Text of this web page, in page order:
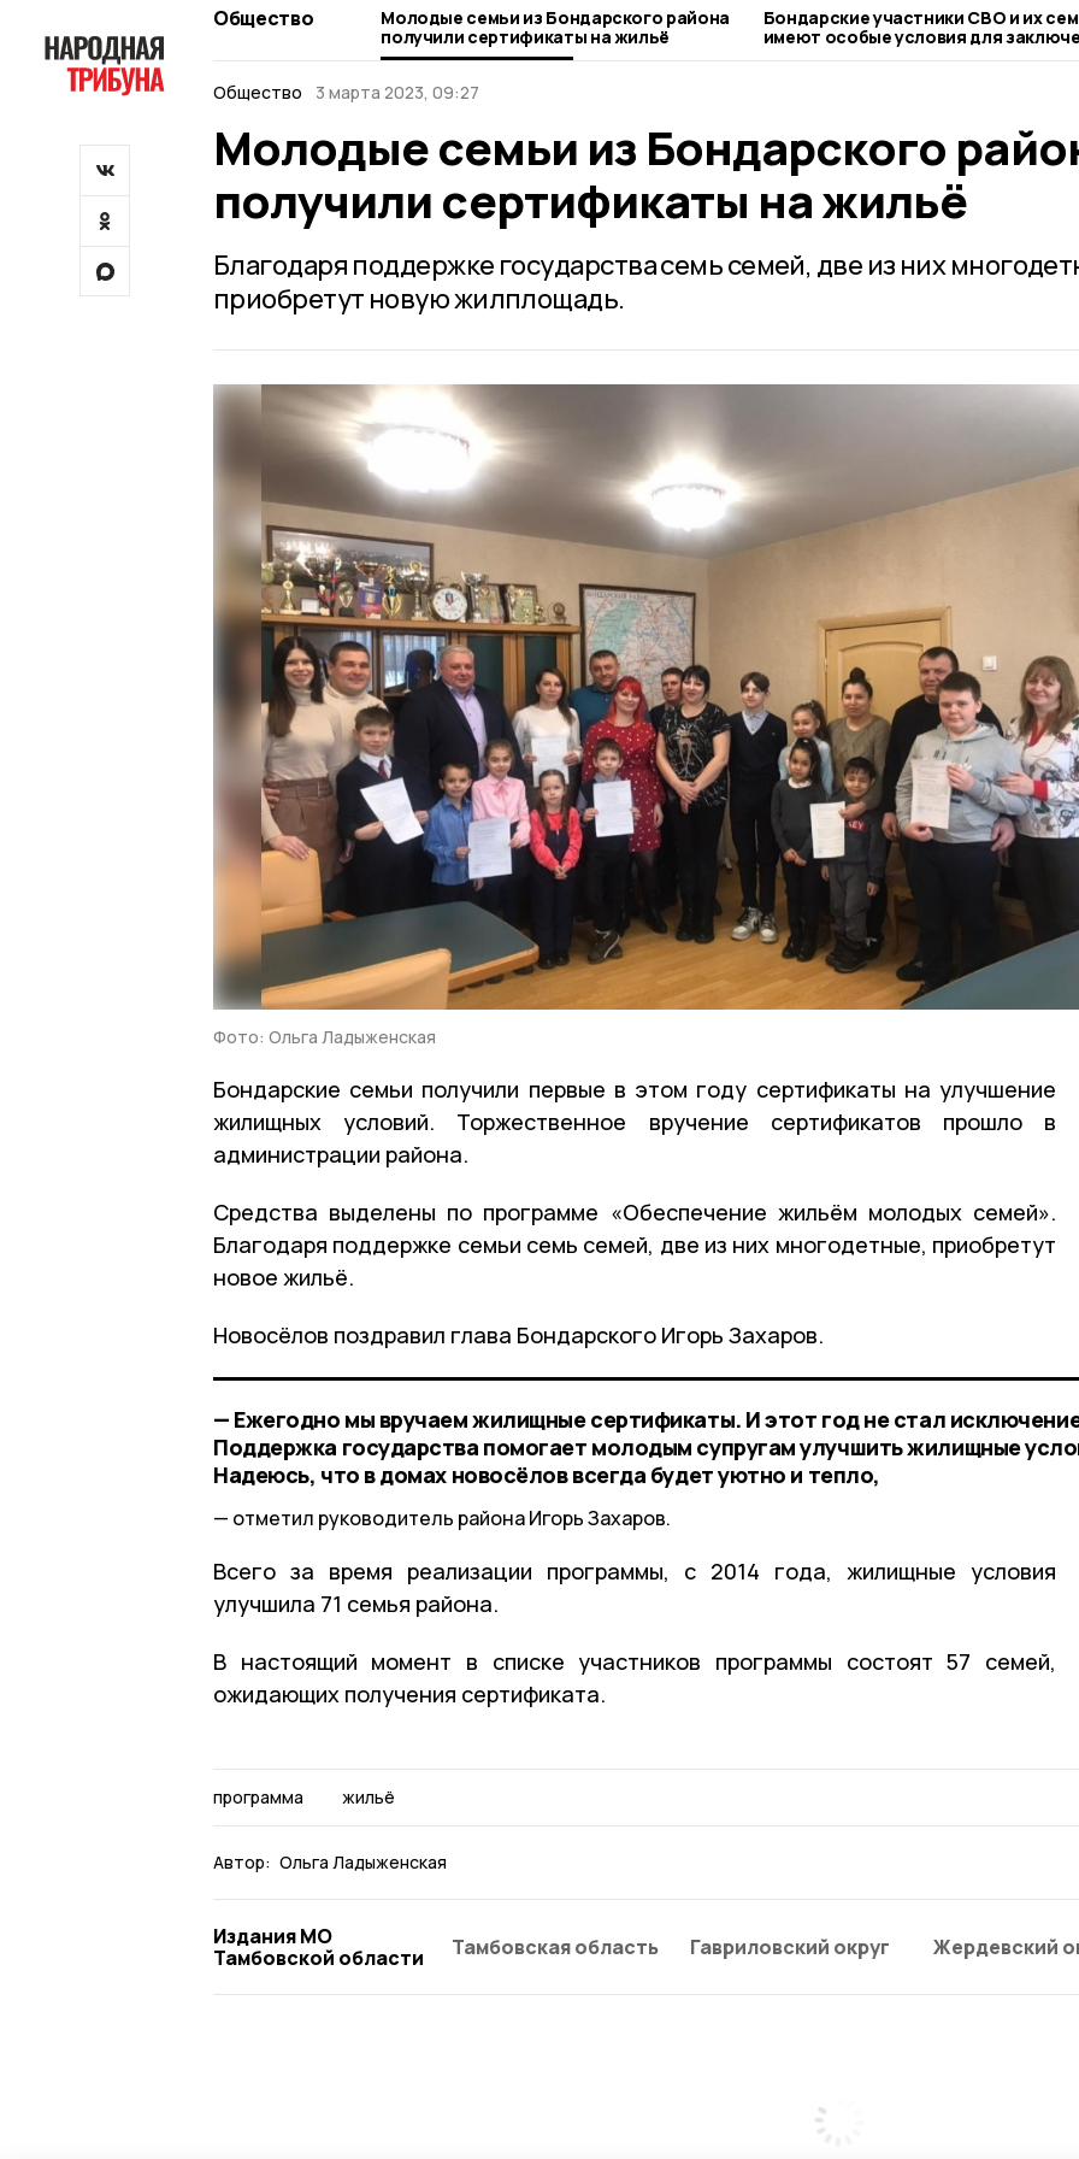
Общество
Молодые семьи из Бондарского района
получили сертификаты на жильё
Бондарские участники СВО и их
имеют особые условия для
соцконтракта
Общество 3 марта 2023, 09:27
Молодые семьи из Бондарского
получили сертификаты на жильё
Благодаря поддержке государства семь семей, две из них
приобретут новую жилплощадь.
Фото: Ольга Ладыженская
Бондарские семьи получили первые в этом году сертификаты на улучшение
жилищных условий. Торжественное вручение сертификатов прошло в
администрации района.
Средства выделены по программе «Обеспечение жильём молодых семей».
Благодаря поддержке семьи семь семей, две из них многодетные, приобретут
новое жильё.
Новосёлов поздравил глава Бондарского Игорь Захаров.
— Ежегодно мы вручаем жилищные сертификаты. И этот год не стал
Поддержка государства помогает молодым супругам улучшить жилищные
Надеюсь, что в домах новосёлов всегда будет уютно и тепло,
отметил руководитель района Игорь Захаров.
Всего за время реализации программы, с 2014 года, жилищные условия
улучшила 71 семья района.
В настоящий момент в списке участников программы состоят 57 семей,
ожидающих получения сертификата.
программа жильё
Автор: Ольга Ладыженская
Издания МО
Тамбовской области
Тамбовская область Гавриловский округ Жердевский